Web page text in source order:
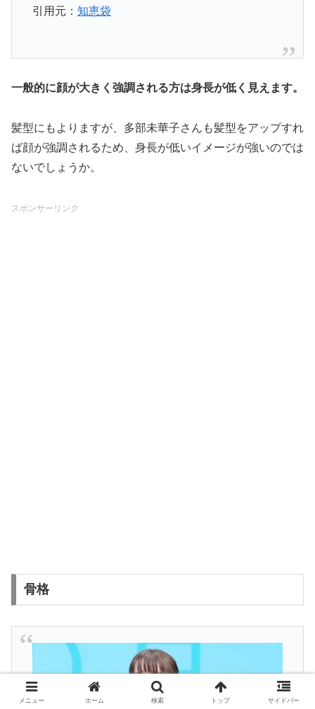
引用元： 知恵袋
一般的に顔が大きく強調される方は身長が低く見えます。
髪型にもよりますが、多部未華子さんも髪型をアップすれ
ば顔が強調されるため、身長が低いイメージが強いのでは
ないでしょうか。
スポンサーリンク
骨格
メニュー ホーム 検索 トップ サイドバー